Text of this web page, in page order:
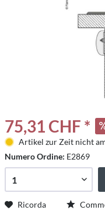
75,31 CHF *
Artikel zur Zeit nicht
Numero Ordine: E2869
Ricorda